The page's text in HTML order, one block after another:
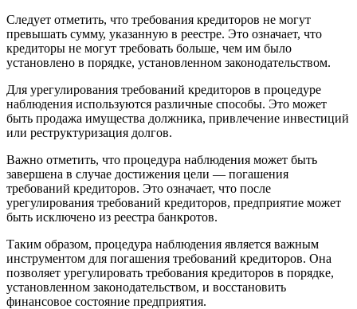
Следует отметить, что требования кредиторов не могут
превышать сумму, указанную в реестре. Это означает, что
кредиторы не могут требовать больше, чем им было
установлено в порядке, установленном законодательством.
Для урегулирования требований кредиторов в процедуре
наблюдения используются различные способы. Это может
быть продажа имущества должника, привлечение инвестиций
или реструктуризация долгов.
Важно отметить, что процедура наблюдения может быть
завершена в случае достижения цели — погашения
требований кредиторов. Это означает, что после
урегулирования требований кредиторов, предприятие может
быть исключено из реестра банкротов.
Таким образом, процедура наблюдения является важным
инструментом для погашения требований кредиторов. Она
позволяет урегулировать требования кредиторов в порядке,
установленном законодательством, и восстановить
финансовое состояние предприятия.